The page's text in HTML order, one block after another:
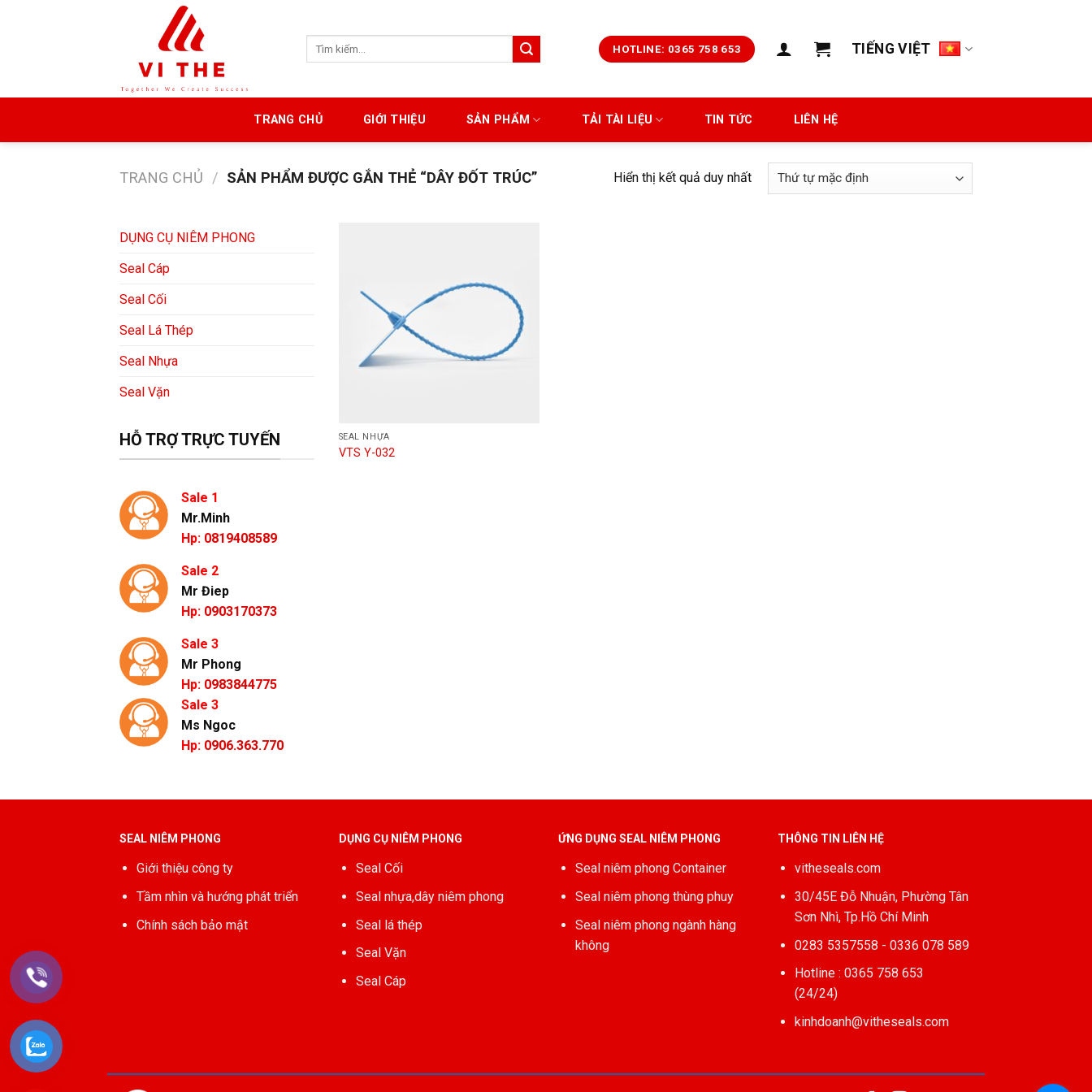
HOTLINE: 0365 758 653 TIẾNG VIỆT
TRANG CHỦ GIỚI THIỆU SẢN PHẨM TẢI TÀI LIỆU TIN TỨC LIÊN HỆ
TRANG CHỦ / SẢN PHẨM ĐƯỢC GẮN THẺ “DÂY ĐỐT TRÚC” Hiển thị kết quả duy nhất
DỤNG CỤ NIÊM PHONG
Seal Cáp
Seal Cối
Seal Lá Thép
Seal Nhựa
Seal Vặn
HỖ TRỢ TRỰC TUYẾN
Sale 1
Mr.Minh
Hp: 0819408589
Sale 2
Mr Điep
Hp: 0903170373
Sale 3
Mr Phong
Hp: 0983844775
Sale 3
Ms Ngoc
Hp: 0906.363.770
SEAL NHỰA
VTS Y-032
SEAL NIÊM PHONG
Giới thiệu công ty
Tầm nhìn và hướng phát triển
Chính sách bảo mật
DỤNG CỤ NIÊM PHONG
Seal Cối
Seal nhựa,dây niêm phong
Seal lá thép
Seal Vặn
Seal Cáp
ỨNG DỤNG SEAL NIÊM PHONG
Seal niêm phong Container
Seal niêm phong thùng phuy
Seal niêm phong ngành hàng
không
THÔNG TIN LIÊN HỆ
vitheseals.com
30/45E Đỗ Nhuận, Phường Tân
Sơn Nhì, Tp.Hồ Chí Minh
0283 5357558 - 0336 078 589
Hotline : 0365 758 653
(24/24)
kinhdoanh@vitheseals.com